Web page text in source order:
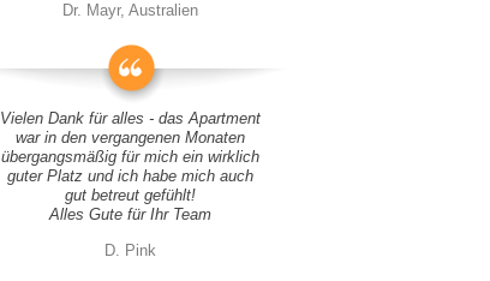
Dr. Mayr, Australien
Vielen Dank für alles - das Apartment
war in den vergangenen Monaten
übergangsmäßig für mich ein wirklich
guter Platz und ich habe mich auch
gut betreut gefühlt!
Alles Gute für Ihr Team
D. Pink